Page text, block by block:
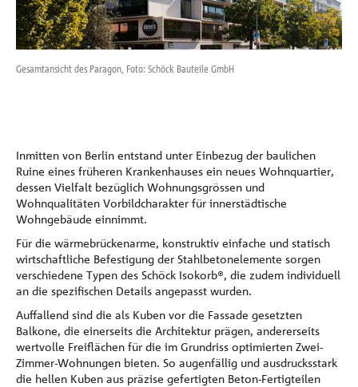
Referenzen
Unternehmen
Gesamtansicht des Paragon, Foto: Schöck Bauteile GmbH
Inmitten von Berlin entstand unter Einbezug der baulichen
Ruine eines früheren Krankenhauses ein neues Wohnquartier,
dessen Vielfalt bezüglich Wohnungsgrössen und
Wohnqualitäten Vorbildcharakter für innerstädtische
Wohngebäude einnimmt.
Für die wärmebrückenarme, konstruktiv einfache und statisch
wirtschaftliche Befestigung der Stahlbetonelemente sorgen
verschiedene Typen des Schöck Isokorb®, die zudem individuell
an die spezifischen Details angepasst wurden.
Auffallend sind die als Kuben vor die Fassade gesetzten
Balkone, die einerseits die Architektur prägen, andererseits
wertvolle Freiflächen für die im Grundriss optimierten Zwei-
Zimmer-Wohnungen bieten. So augenfällig und ausdrucksstark
die hellen Kuben aus präzise gefertigten Beton-Fertigteilen